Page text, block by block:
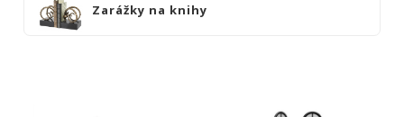
Zarážky na knihy